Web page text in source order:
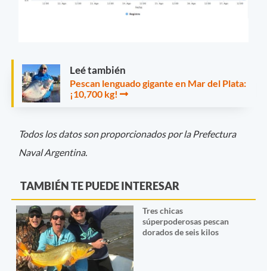
Leé también
Pescan lenguado gigante en Mar del Plata:
¡10,700 kg!
Todos los datos son proporcionados por la Prefectura
Naval Argentina.
TAMBIÉN TE PUEDE INTERESAR
Tres chicas
súperpoderosas pescan
dorados de seis kilos